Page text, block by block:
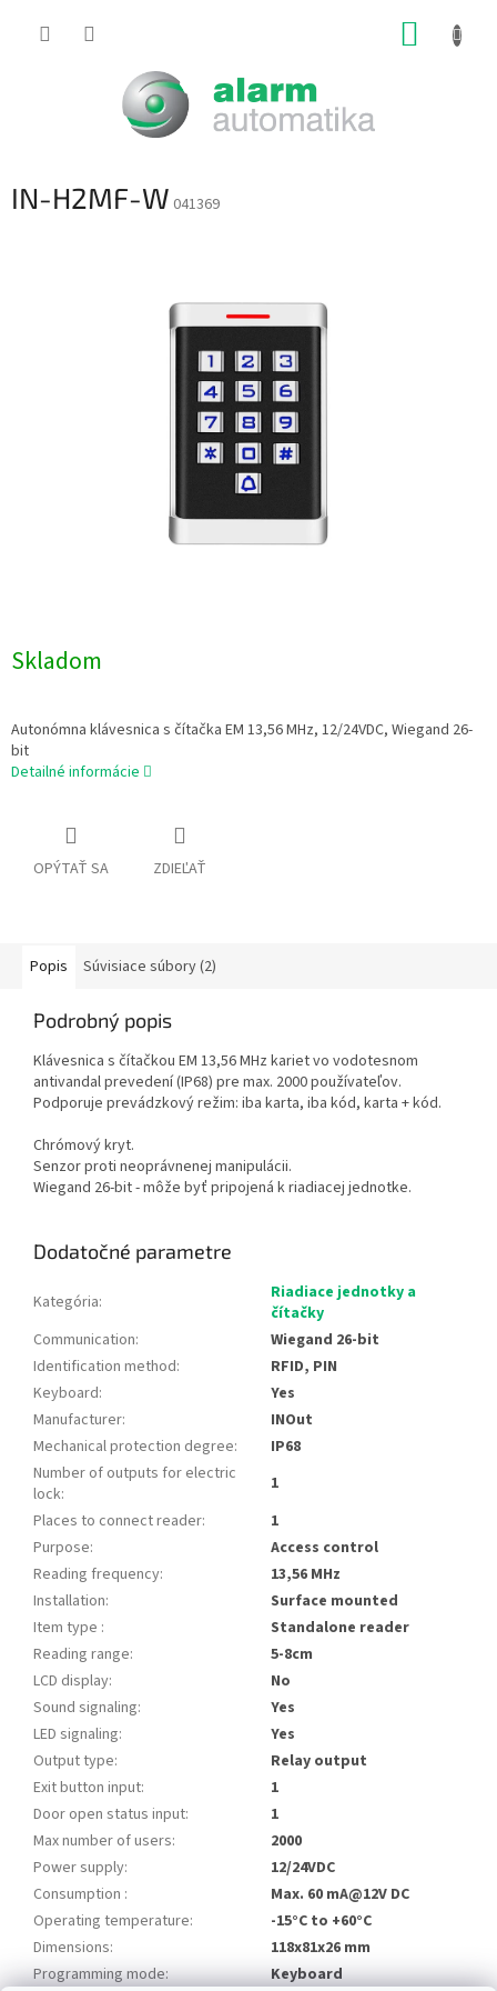
IN-H2MF-W 041369
Skladom
Autonómna klávesnica s čítačka EM 13,56 MHz, 12/24VDC, Wiegand 26-
bit
Detailné informácie
OPÝTAŤ SA ZDIEĽAŤ
Popis Súvisiace súbory (2)
Podrobný popis
Klávesnica s čítačkou EM 13,56 MHz kariet vo vodotesnom
antivandal prevedení (IP68) pre max. 2000 používateľov.
Podporuje prevádzkový režim: iba karta, iba kód, karta + kód.
Chrómový kryt.
Senzor proti neoprávnenej manipulácii.
Wiegand 26-bit - môže byť pripojená k riadiacej jednotke.
Dodatočné parametre
Kategória:
Riadiace jednotky a
čítačky
Communication:
Wiegand 26-bit
Identification method:
RFID, PIN
Keyboard:
Yes
Manufacturer:
INOut
Mechanical protection degree:
IP68
Number of outputs for electric
lock:
1
Places to connect reader:
1
Purpose:
Access control
Reading frequency:
13,56 MHz
Installation:
Surface mounted
Item type :
Standalone reader
Reading range:
5-8cm
LCD display:
No
Sound signaling:
Yes
LED signaling:
Yes
Output type:
Relay output
Exit button input:
1
Door open status input:
1
Max number of users:
2000
Power supply:
12/24VDC
Consumption :
Max. 60 mA@12V DC
Operating temperature:
-15°C to +60°C
Dimensions:
118x81x26 mm
Programming mode: Keyboard